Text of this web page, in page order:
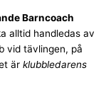
Barncoach
alltid handledas av
vid tävlingen, på
är klubbledarens